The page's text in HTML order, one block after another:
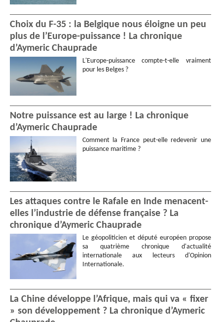
Choix du F-35 : la Belgique nous éloigne un peu
plus de l’Europe-puissance ! La chronique
d’Aymeric Chauprade
L'Europe-puissance compte-t-elle vraiment
pour les Belges ?
Notre puissance est au large ! La chronique
d’Aymeric Chauprade
Comment la France peut-elle redevenir une
puissance maritime ?
Les attaques contre le Rafale en Inde menacent-
elles l’industrie de défense française ? La
chronique d’Aymeric Chauprade
Le géopoliticien et député européen propose
sa quatrième chronique d'actualité
internationale aux lecteurs d'Opinion
Internationale.
La Chine développe l’Afrique, mais qui va « fixer
» son développement ? La chronique d’Aymeric